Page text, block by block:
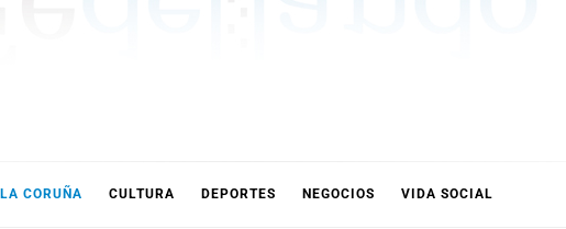
LA CORUÑA CULTURA DEPORTES NEGOCIOS VIDA SOCIAL